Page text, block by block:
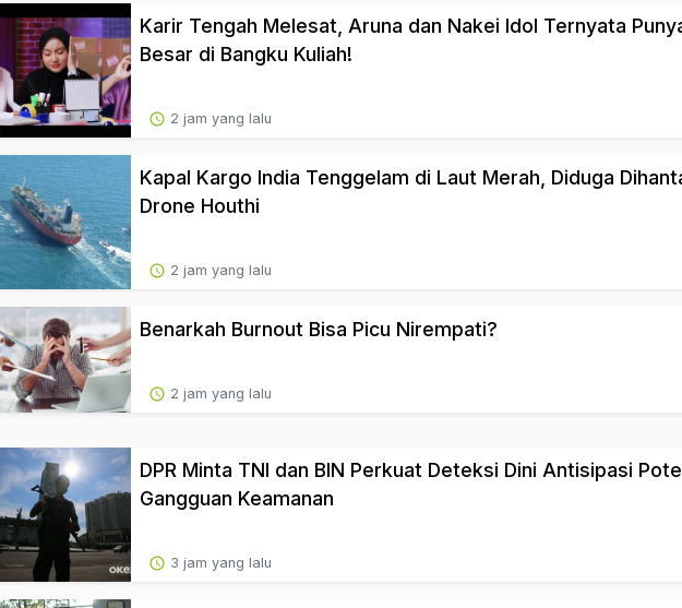
Karir Tengah Melesat, Aruna dan Nakei Idol Ternyata
Besar di Bangku Kuliah!
2 jam yang lalu
Kapal Kargo India Tenggelam di Laut Merah, Diduga
Drone Houthi
2 jam yang lalu
Benarkah Burnout Bisa Picu Nirempati?
2 jam yang lalu
DPR Minta TNI dan BIN Perkuat Deteksi Dini Antisipasi
Gangguan Keamanan
3 jam yang lalu